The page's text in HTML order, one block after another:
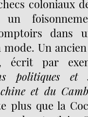
coloniaux
un
dans
mode. Un
écrit par
politiques et
et du
plus que la